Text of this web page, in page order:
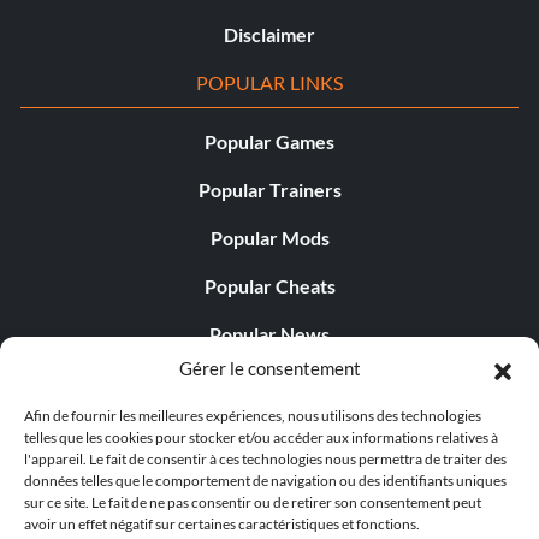
Gérer le consentement
Afin de fournir les meilleures expériences, nous utilisons des technologies
telles que les cookies pour stocker et/ou accéder aux informations relatives à
l'appareil. Le fait de consentir à ces technologies nous permettra de traiter des
données telles que le comportement de navigation ou des identifiants uniques
sur ce site. Le fait de ne pas consentir ou de retirer son consentement peut
avoir un effet négatif sur certaines caractéristiques et fonctions.
Disclaimer
POPULAR LINKS
Popular Games
Popular Trainers
Popular Mods
Popular Cheats
Popular News
Popular Editorials
Popular Free Games
LATEST UPDATES